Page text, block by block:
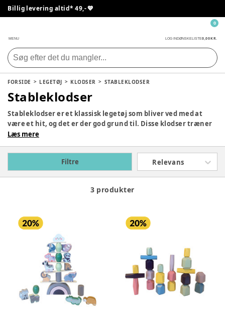
Billig levering altid* 49,- 💙
MENU LOG INDØNSKELISTE0,00 KR.
0
FORSIDE LEGETØJ KLODSER STABLEKLODSER
Stableklodser
Stableklodser er et klassisk legetøj som bliver ved med at
være et hit, og det er der god grund til. Disse klodser træner
ikke kun dit barns finmotorik, men er også et godt redskab
af stableklodser, der kan glæde ethvert barn!
Læs mere
Filtre Relevans
3 produkter